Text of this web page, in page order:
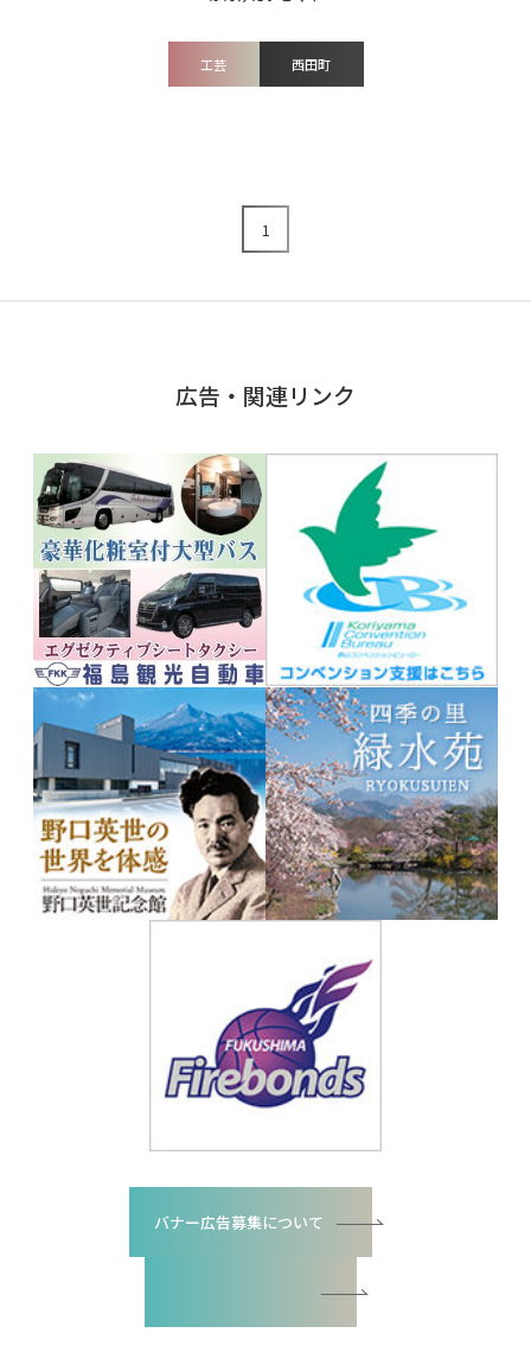
工芸 西田町
1
広告・関連リンク
バナー広告募集について